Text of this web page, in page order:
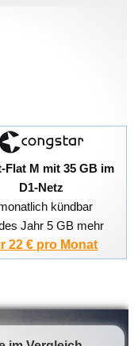
Flat M mit 35 GB im
D1-Netz
kündbar
Jahr 5 GB mehr
22 € pro Monat